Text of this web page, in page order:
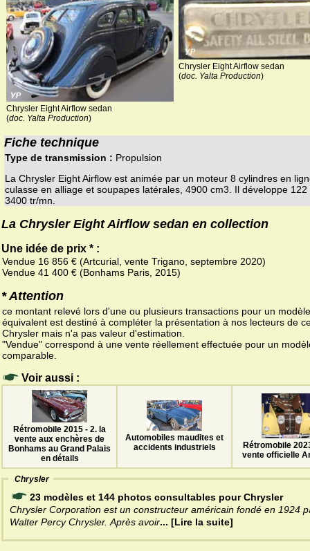
Chrysler Eight Airflow sedan
(doc. Yalta Production)
Chrysler Eight Airflow sedan
(doc. Yalta Production)
Fiche technique
Type de transmission : Propulsion
La Chrysler Eight Airflow est animée par un moteur 8 cylindres en
culasse en alliage et soupapes latérales, 4900 cm3. Il développe 122
3400 tr/mn.
La Chrysler Eight Airflow sedan en collection
Une idée de prix * :
Vendue 16 856 € (Artcurial, vente Trigano, septembre 2020)
Vendue 41 400 € (Bonhams Paris, 2015)
* Attention
ce montant relevé lors d'une ou plusieurs transactions pour un modèle
équivalent est destiné à compléter la présentation à nos lecteurs de
Chrysler mais n'a pas valeur d'estimation.
"Vendue" correspond à une vente réellement effectuée pour un
comparable.
Voir aussi :
Rétromobile 2015 - 2. la
vente aux enchères de
Bonhams au Grand Palais
en détails
Automobiles maudites et
accidents industriels
Rétromobile
vente officielle
Chrysler
23 modèles et 144 photos consultables pour Chrysler
Chrysler Corporation est un constructeur américain fondé en 1924
Walter Percy Chrysler. Après avoir... [Lire la suite]